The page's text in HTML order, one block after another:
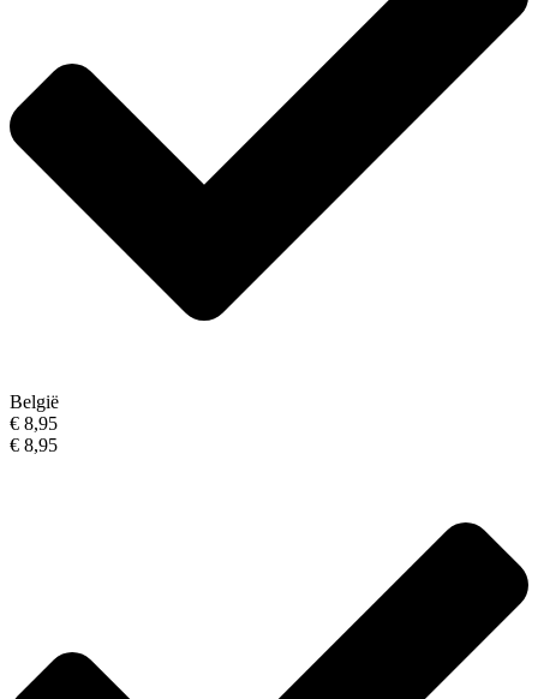
België
€ 8,95
€ 8,95